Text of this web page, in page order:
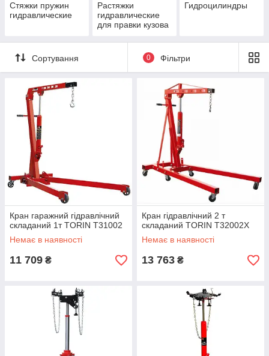
Стяжки пружин
гидравлические
Растяжки
гидравлические
для правки кузова
Гидроцилиндры
Сортування 0 Фільтри
Кран гаражний гідравлічний
складаний 1т TORIN T31002
Немає в наявності
11 709 ₴
Кран гідравлічний 2 т
складаний TORIN T32002X
Немає в наявності
13 763 ₴